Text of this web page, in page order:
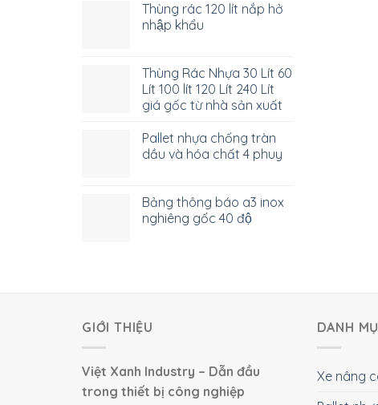
Thùng rác 120 lít nắp hở
nhập khẩu
Thùng Rác Nhựa 30 Lít 60
Lít 100 lít 120 Lít 240 Lít
giá gốc từ nhà sản xuất
Pallet nhựa chống tràn
dầu và hóa chất 4 phuy
Bảng thông báo a3 inox
nghiêng gốc 40 độ
GIỚI THIỆU
Việt Xanh Industry – Dẫn đầu
trong thiết bị công nghiệp
DANH
Xe nâng